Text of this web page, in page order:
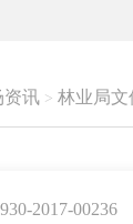
资讯 林业局文
2017-00236